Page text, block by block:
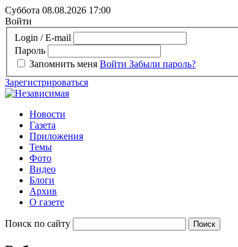
Суббота 08.08.2026 17:00
Войти
Login / E-mail
Пароль
Запомнить меня Войти Забыли пароль?
Зарегистрироваться
Новости
Газета
Приложения
Темы
Фото
Видео
Блоги
Архив
О газете
Поиск по сайту